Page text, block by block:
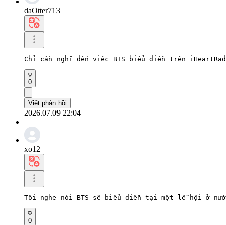
daOtter713
Chỉ cần nghĩ đến việc BTS biểu diễn trên
0
Viết phản hồi
2026.07.09 22:04
xo12
Tôi nghe nói BTS sẽ biểu diễn tại một lễ hội ở
0